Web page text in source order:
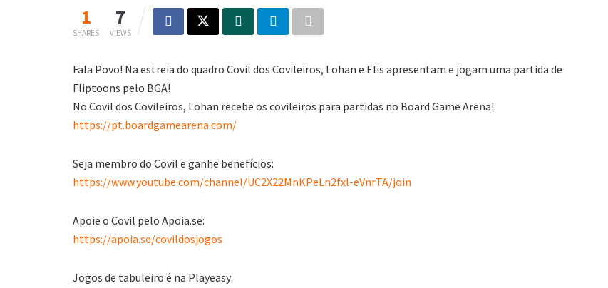
1
SHARES
7
VIEWS
Fala Povo! Na estreia do quadro Covil dos Covileiros, Lohan e Elis apresentam e jogam uma partida de
Fliptoons pelo BGA!
No Covil dos Covileiros, Lohan recebe os covileiros para partidas no Board Game Arena!
https://pt.boardgamearena.com/
Seja membro do Covil e ganhe benefícios:
https://www.youtube.com/channel/UC2X22MnKPeLn2fxl-eVnrTA/join
Apoie o Covil pelo Apoia.se:
https://apoia.se/covildosjogos
Jogos de tabuleiro é na Playeasy: